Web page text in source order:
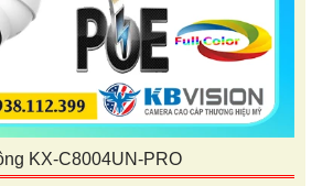
KX-C8004UN-PRO